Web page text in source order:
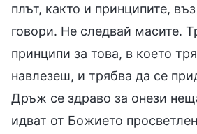
плът, както и принципите,
говори. Не следвай масите.
принципи за това, в което
навлезеш, и трябва да се
Дръж се здраво за онези
идват от Божието